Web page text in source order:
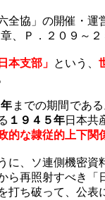
全協」の開催・
、Ｐ．２０９～２
本支部」 という、
までの期間であ
１９４５年日本共
的な隷従的上下関
に、ソ連側機密資
再照射すべき
ち破って、公